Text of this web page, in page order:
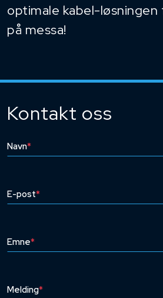
optimale kabel-
på messa!
Kontakt oss
Navn*
E-post*
Emne*
Melding*